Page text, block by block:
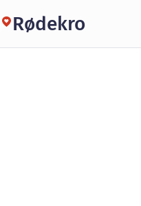
Rødekro